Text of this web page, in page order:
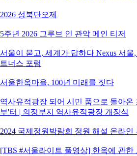
2026 성북단오제
5주년 2026 그루브 인 관악 메인 티저
서울이 묻고, 세계가 답하다 Nexus 서울
트너스 포럼
서울한옥마을, 100년 미래를 짓다
역사유적광장 되어 시민 품으로 돌아온
부'터 | 의정부지 역사유적광장 개장식
2024 국제정원박람회 정원 해설 온라인
[TBS #서울라이트 풀영상] 한옥에 관한